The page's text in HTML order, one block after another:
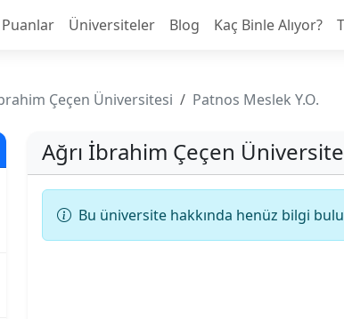
Puanlar Üniversiteler Blog Kaç Binle Alıyor?
Çeçen Üniversitesi Patnos Meslek Y.O.
Ağrı İbrahim Çeçen
Bu üniversite hakkında henüz bilgi